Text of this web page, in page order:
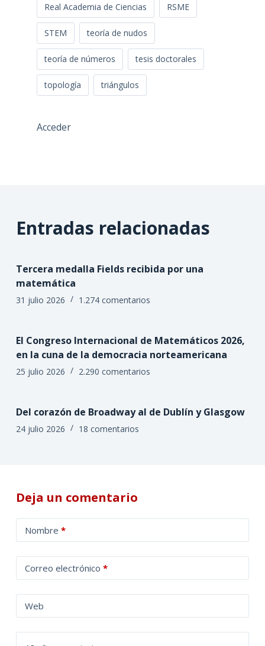
Real Academia de Ciencias RSME
STEM teoría de nudos
teoría de números tesis doctorales
topología triángulos
Acceder
Entradas relacionadas
Tercera medalla Fields recibida por una
matemática
31 julio 2026 1.274 comentarios
El Congreso Internacional de Matemáticos 2026,
en la cuna de la democracia norteamericana
25 julio 2026 2.290 comentarios
Del corazón de Broadway al de Dublín y Glasgow
24 julio 2026 18 comentarios
Deja un comentario
Nombre *
Correo electrónico *
Web
l
t
a
t